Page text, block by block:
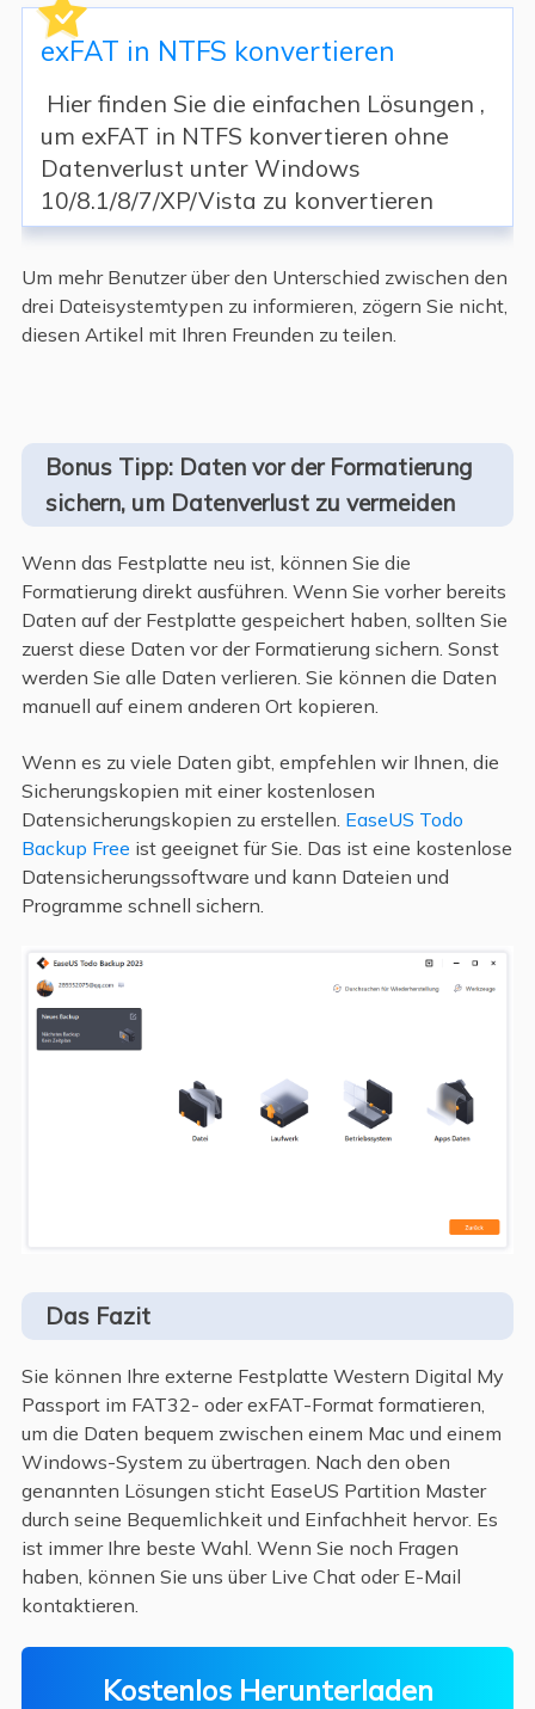
exFAT in NTFS konvertieren
Hier finden Sie die einfachen Lösungen ,
um exFAT in NTFS konvertieren ohne
Datenverlust unter Windows
10/8.1/8/7/XP/Vista zu konvertieren
Um mehr Benutzer über den Unterschied zwischen den
drei Dateisystemtypen zu informieren, zögern Sie nicht,
diesen Artikel mit Ihren Freunden zu teilen.
Bonus Tipp: Daten vor der Formatierung
sichern, um Datenverlust zu vermeiden
Wenn das Festplatte neu ist, können Sie die
Formatierung direkt ausführen. Wenn Sie vorher bereits
Daten auf der Festplatte gespeichert haben, sollten Sie
zuerst diese Daten vor der Formatierung sichern. Sonst
werden Sie alle Daten verlieren. Sie können die Daten
manuell auf einem anderen Ort kopieren.
Wenn es zu viele Daten gibt, empfehlen wir Ihnen, die
Sicherungskopien mit einer kostenlosen
Datensicherungskopien zu erstellen. EaseUS Todo
Backup Free ist geeignet für Sie. Das ist eine kostenlose
Datensicherungssoftware und kann Dateien und
Programme schnell sichern.
Das Fazit
Sie können Ihre externe Festplatte Western Digital My
Passport im FAT32- oder exFAT-Format formatieren,
um die Daten bequem zwischen einem Mac und einem
Windows-System zu übertragen. Nach den oben
genannten Lösungen sticht EaseUS Partition Master
durch seine Bequemlichkeit und Einfachheit hervor. Es
ist immer Ihre beste Wahl. Wenn Sie noch Fragen
haben, können Sie uns über Live Chat oder E-Mail
kontaktieren.
Kostenlos Herunterladen